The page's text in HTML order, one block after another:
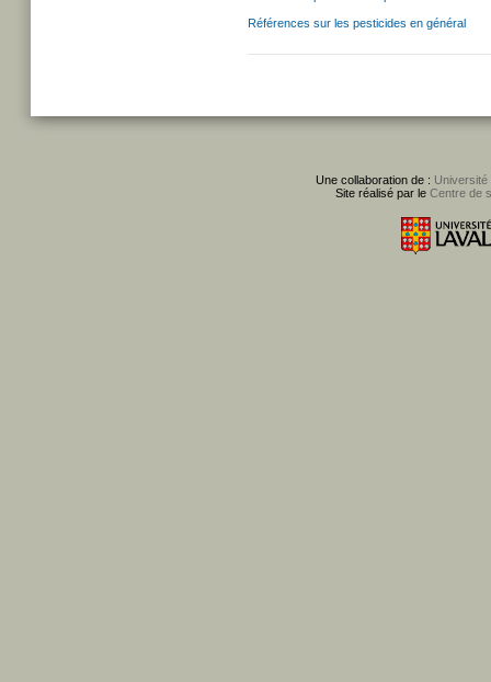
Références sur les pesticides en général
Une collaboration de : Université
Site réalisé par le Centre de